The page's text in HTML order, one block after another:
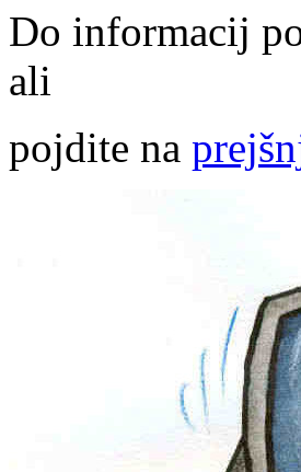
Do informacij
ali
pojdite na